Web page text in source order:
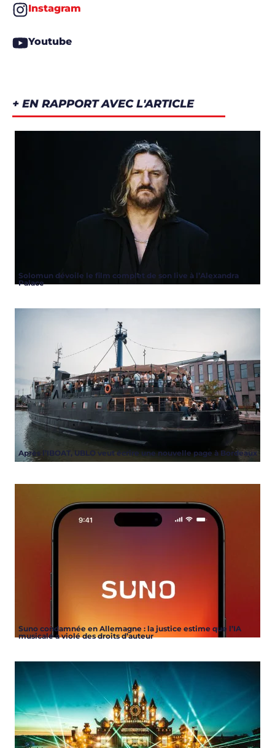
Instagram
Youtube
+ EN RAPPORT AVEC L'ARTICLE
Solomun dévoile le film complet de son live à l’Alexandra
Palace
Après l’IBOAT, UBLO veut écrire une nouvelle page à Bordeaux
Suno condamnée en Allemagne : la justice estime que l’IA
musicale a violé des droits d’auteur